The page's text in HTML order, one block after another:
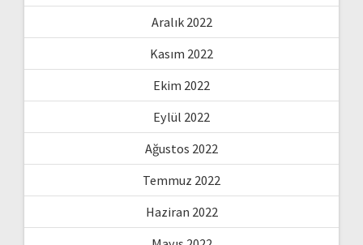
Aralık 2022
Kasım 2022
Ekim 2022
Eylül 2022
Ağustos 2022
Temmuz 2022
Haziran 2022